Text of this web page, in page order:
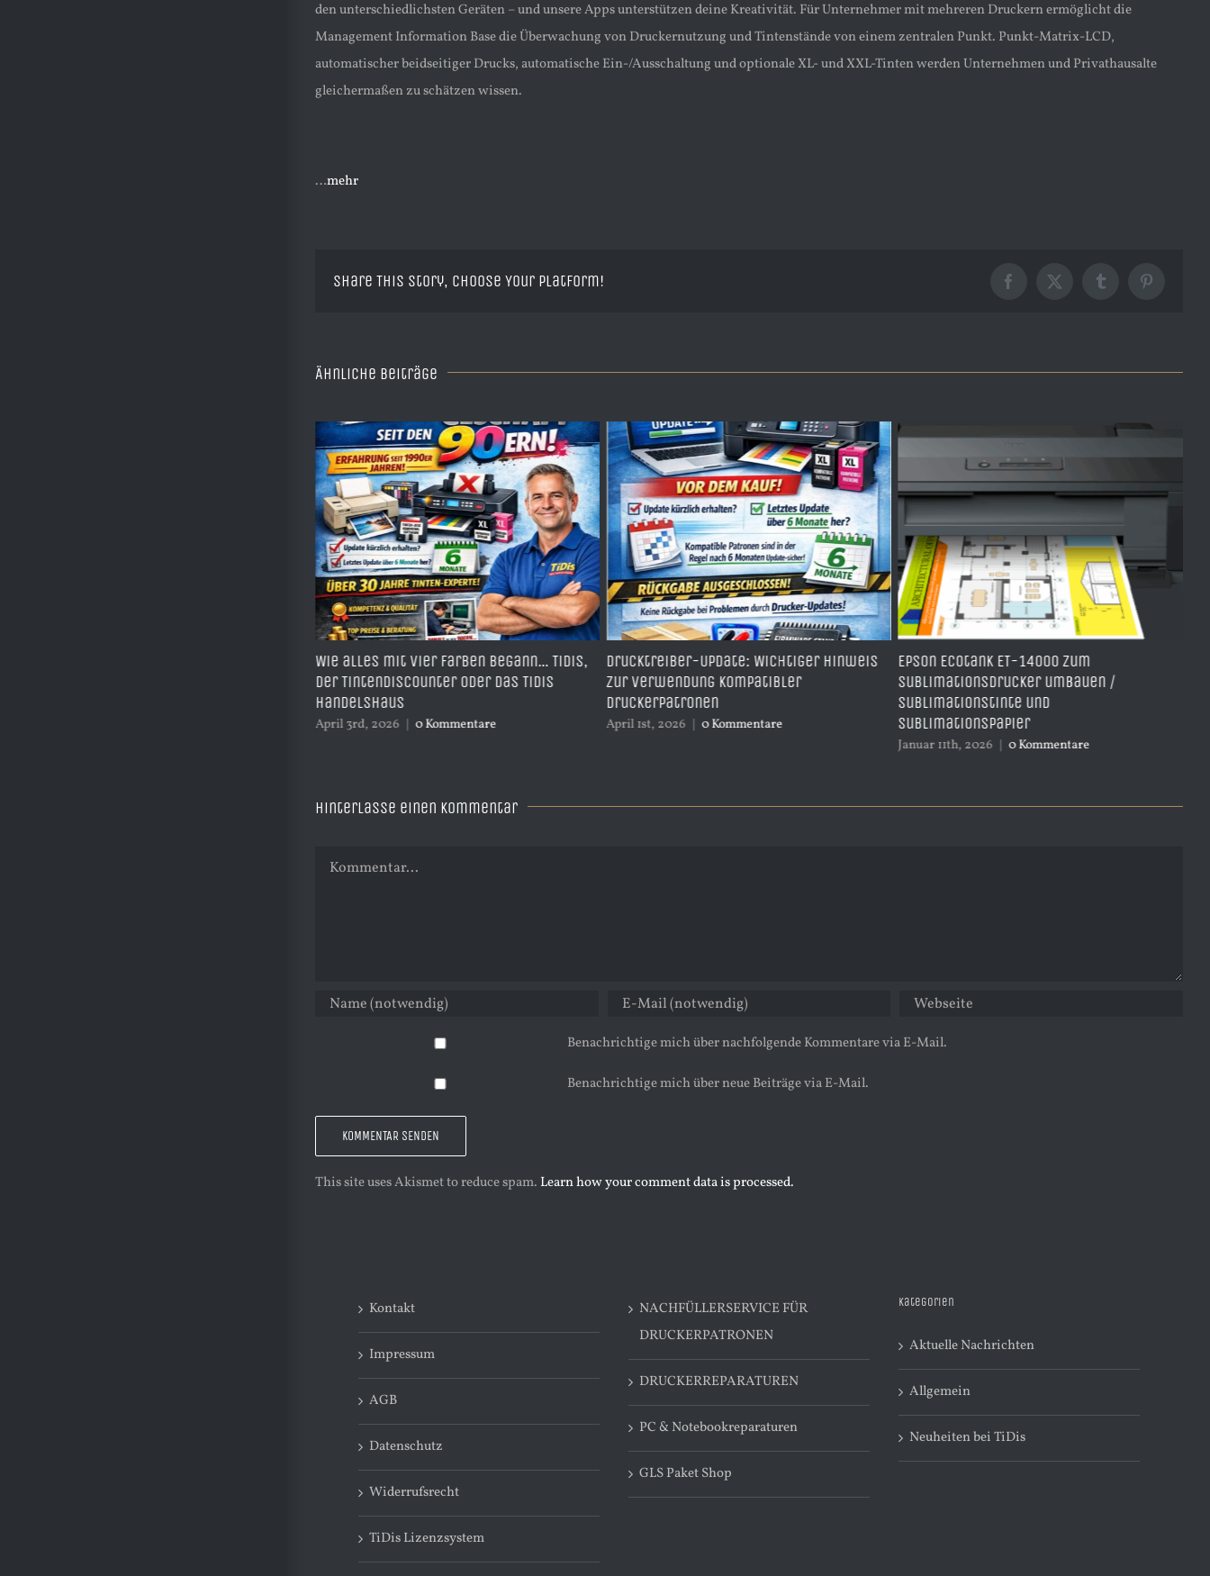
den unterschiedlichsten Geräten – und unsere Apps unterstützen deine Kreativität. Für Unternehmer mit mehreren Druckern ermöglicht die
Management Information Base die Überwachung von Druckernutzung und Tintenstände von einem zentralen Punkt. Punkt-Matrix-LCD,
automatischer beidseitiger Drucks, automatische Ein-/Ausschaltung und optionale XL- und XXL-Tinten werden Unternehmen und Privathausalte
gleichermaßen zu schätzen wissen.
…mehr
Share This Story, Choose Your Platform! Facebook
X TumblrPinterest
Ähnliche Beiträge
Wie alles mit vier Farben begann… TiDis,
der Tintendiscounter oder das TiDis
Handelshaus
April 3rd, 2026 0 Kommentare
Drucktreiber-Update: Wichtiger Hinweis
zur Verwendung kompatibler
Druckerpatronen
April 1st, 2026 0 Kommentare
Epson Ecotank ET-14000 zum
Sublimationsdrucker umbauen /
Sublimationstinte und
Sublimationspapier
Januar 11th, 2026 0 Kommentare
Hinterlasse einen Kommentar
Kommentar
Benachrichtige mich über nachfolgende Kommentare via E-Mail.
Benachrichtige mich über neue Beiträge via E-Mail.
This site uses Akismet to reduce spam. Learn how your comment data is processed.
Kontakt
Impressum
AGB
Datenschutz
Widerrufsrecht
TiDis Lizenzsystem
NACHFÜLLERSERVICE FÜR
DRUCKERPATRONEN
DRUCKERREPARATUREN
PC & Notebookreparaturen
GLS Paket Shop
Kategorien
Aktuelle Nachrichten
Allgemein
Neuheiten bei TiDis